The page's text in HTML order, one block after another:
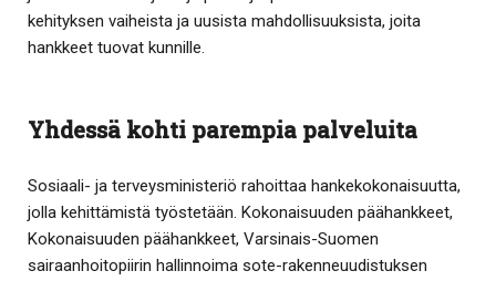
kehityksen vaiheista ja uusista mahdollisuuksista, joita
hankkeet tuovat kunnille.
Yhdessä kohti parempia palveluita
Sosiaali- ja terveysministeriö rahoittaa hankekokonaisuutta,
jolla kehittämistä työstetään. Kokonaisuuden päähankkeet,
Kokonaisuuden päähankkeet, Varsinais-Suomen
sairaanhoitopiirin hallinnoima sote-rakenneuudistuksen